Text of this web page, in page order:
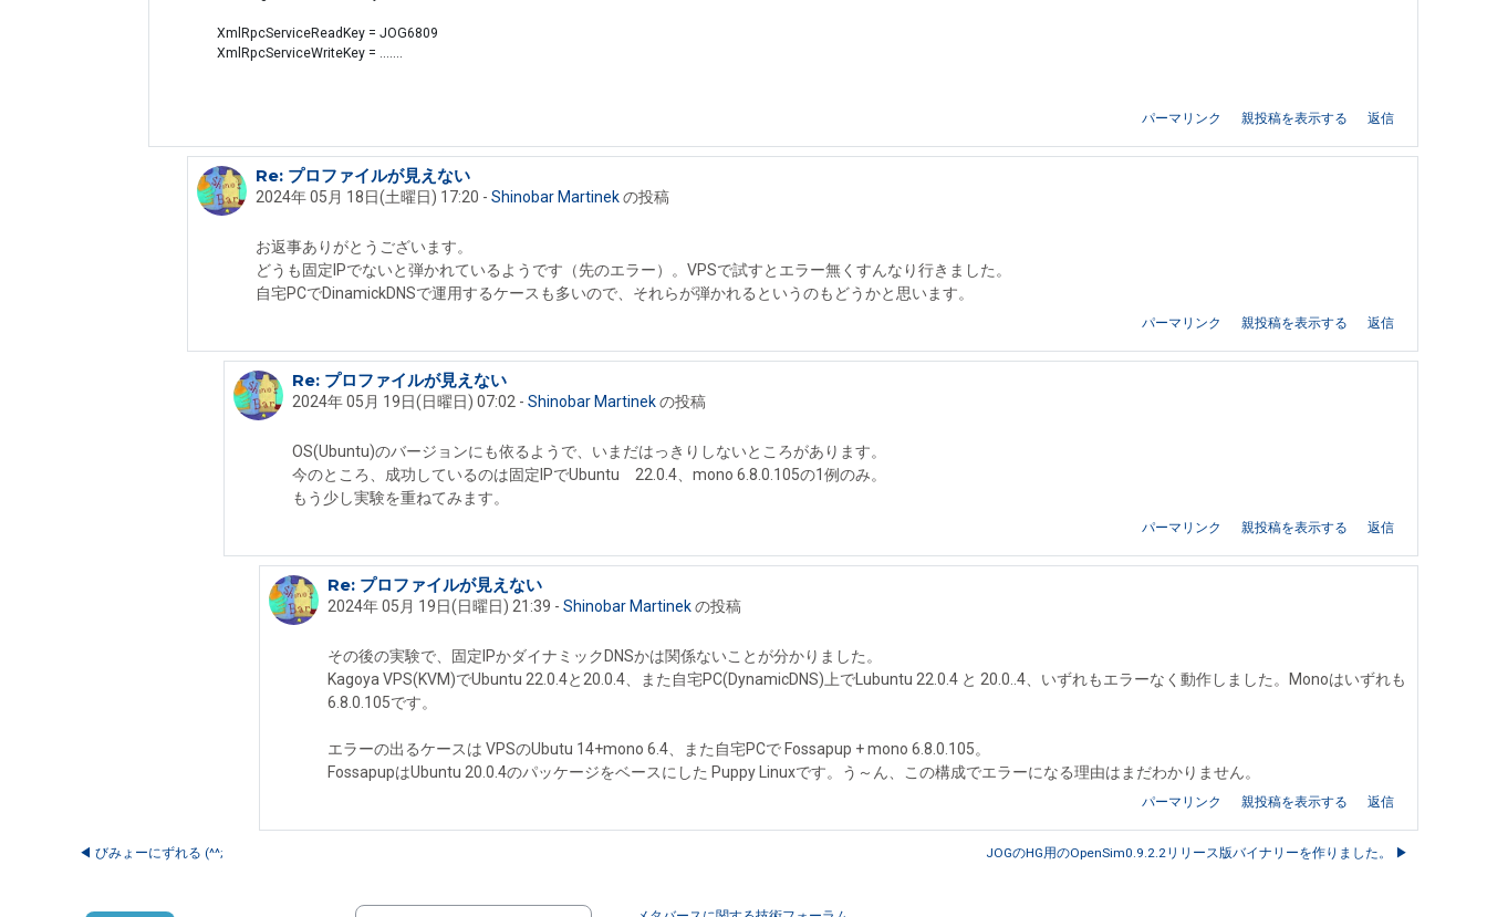
XmlRpcServiceReadKey = JOG6809
XmlRpcServiceWriteKey = .......
パーマリンク 親投稿を表示する 返信
Iseki Fumikazu への返信
Re: プロファイルが見えない
2024年 05月 18日(土曜日) 17:20 - Shinobar Martinekの投稿
お返事ありがとうございます。
どうも固定IPでないと弾かれているようです（先のエラー）。VPSで試すとエラー無くすんなり行きました。
自宅PCでDinamickDNSで運用するケースも多いので、それらが弾かれるというのもどうかと思います。
パーマリンク 親投稿を表示する 返信
Shinobar Martinek への返信
Re: プロファイルが見えない
2024年 05月 19日(日曜日) 07:02 - Shinobar Martinekの投稿
OS(Ubuntu)のバージョンにも依るようで、いまだはっきりしないところがあります。
今のところ、成功しているのは固定IPでUbuntu 22.0.4、mono 6.8.0.105の1例のみ。
もう少し実験を重ねてみます。
パーマリンク 親投稿を表示する 返信
Shinobar Martinek への返信
Re: プロファイルが見えない
2024年 05月 19日(日曜日) 21:39 -Shinobar Martinekの投稿
その後の実験で、固定IPかダイナミックDNSかは関係ないことが分かりました。
Kagoya VPS(KVM)でUbuntu 22.0.4と20.0.4、また自宅PC(DynamicDNS)上でLubuntu 22.0.4 と 20.0..4、いずれもエラーなく動作しました。Monoはいずれも
6.8.0.105です。
エラーの出るケースは VPSのUbutu 14+mono 6.4、また自宅PCで Fossapup + mono 6.8.0.105。
FossapupはUbuntu 20.0.4のパッケージをベースにした Puppy Linuxです。う～ん、この構成でエラーになる理由はまだわかりません。
パーマリンク 親投稿を表示する 返信
◀︎ びみょーにずれる (^^; JOGのHG用のOpenSim0.9.2.2リリース版バイナリーを作りました。 ▶︎